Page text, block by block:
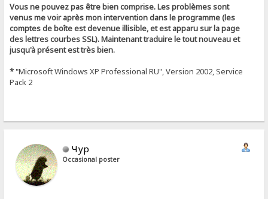
Vous ne pouvez pas être bien comprise. Les problèmes sont
venus me voir après mon intervention dans le programme (les
comptes de boîte est devenue illisible, et est apparu sur la page
des lettres courbes SSL). Maintenant traduire le tout nouveau et
jusqu'à présent est très bien.
* "Microsoft Windows XP Professional RU", Version 2002, Service
Pack 2
Чур
Occasional poster